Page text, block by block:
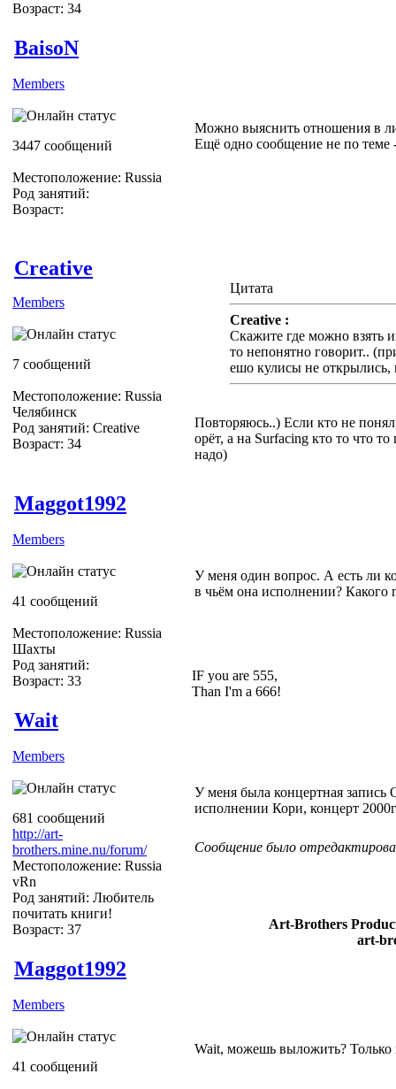
Возраст: 34
BaisoN
Members
3447 сообщений
Местоположение: Russia
Род занятий:
Возраст:
Можно выяснить отношения в
Ещё одно сообщение не по теме
Creative
Members
7 сообщений
Местоположение: Russia
Челябинск
Род занятий: Creative
Возраст: 34
Цитата
Creative :
Скажите где можно взять
то непонятно говорит..
ешо кулисы не открылись,
Повторяюсь..) Если кто не
орёт, а на Surfacing кто то что
надо)
Maggot1992
Members
41 сообщений
Местоположение: Russia
Шахты
Род занятий:
Возраст: 33
У меня один вопрос. А есть ли
в чьём она исполнении? Какого
IF you are 555,
Than I'm a 666!
Wait
Members
681 сообщений
http://art-
brothers.mine.nu/forum/
Местоположение: Russia
vRn
Род занятий: Любитель
почитать книги!
Возраст: 37
У меня была концертная запись
исполнении Кори, концерт
Сообщение было
Art-Brothers
art-
Maggot1992
Members
41 сообщений
Wait, можешь выложить? Только